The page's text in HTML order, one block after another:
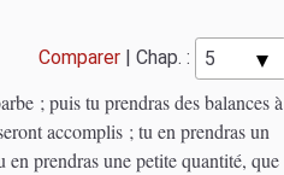
Comparer Chap. :
; puis tu prendras des balances à
accomplis ; tu en prendras un
en prendras une petite quantité, que